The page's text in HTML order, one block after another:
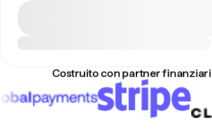
Costruito con partner